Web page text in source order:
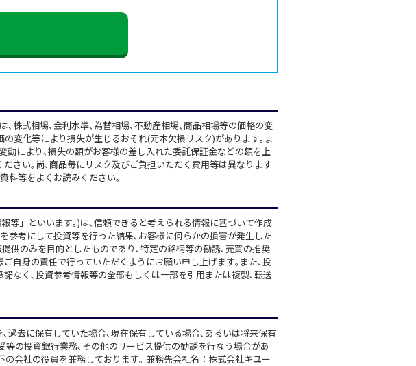
株式相場､金利水準､為替相場､不動産相場､商品相場等の価格の変
変化等により損失が生じるおそれ(元本欠損リスク)があります｡ま
により､損失の額がお客様の差し入れた委託保証金などの額を上
ださい｡尚､商品毎にリスク及びご負担いただく費用等は異なります
料等をよくお読みください｡
等」といいます｡)は､信頼できると考えられる情報に基づいて作成
参考にして投資等を行った結果､お客様に何らかの損害が発生した
供のみを目的としたものであり､特定の銘柄等の勧誘､売買の推奨
自身の責任で行っていただくようにお願い申し上げます｡また､投
なく､投資参考情報等の全部もしくは一部を引用または複製､転送
去に保有していた場合､現在保有している場合､あるいは将来保有
の投資銀行業務､その他のサービス提供の勧誘を行なう場合があ
会社の役員を兼務しております｡ 兼務先会社名：株式会社キユー